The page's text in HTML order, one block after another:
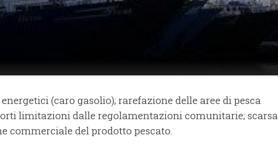
(caro gasolio); rarefazione delle aree di pesca
limitazioni dalle regolamentazioni comunitarie; scarsa
commerciale del prodotto pescato.